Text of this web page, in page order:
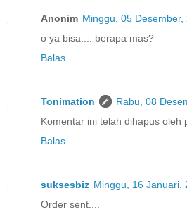
Anonim Minggu, 05 Desember,
o ya bisa.... berapa mas?
Balas
Tonimation
Rabu, 08
Komentar ini telah dihapus oleh
Balas
suksesbiz Minggu, 16 Januari,
Order sent....